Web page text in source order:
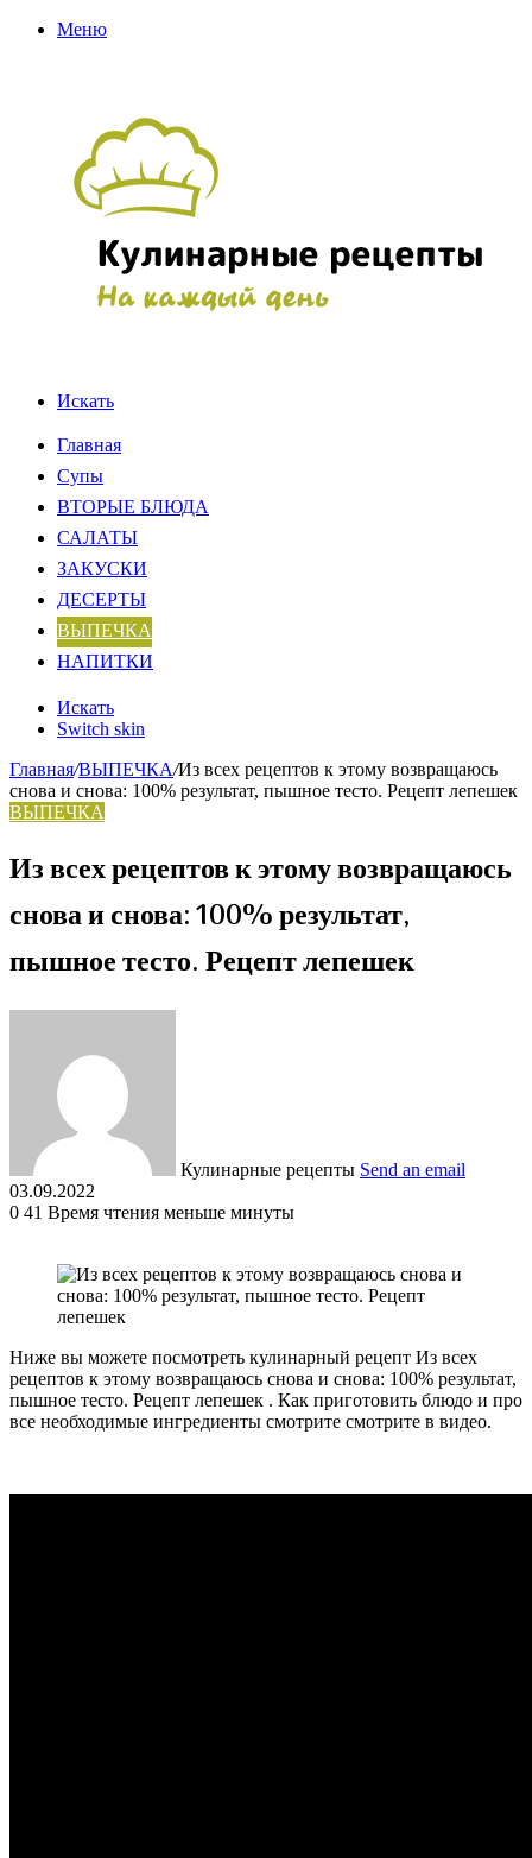
Меню
Искать
Главная
Супы
ВТОРЫЕ БЛЮДА
САЛАТЫ
ЗАКУСКИ
ДЕСЕРТЫ
ВЫПЕЧКА
НАПИТКИ
Искать
Switch skin
Главная/ВЫПЕЧКА/Из всех рецептов к этому возвращаюсь
снова и снова: 100% результат, пышное тесто. Рецепт лепешек
ВЫПЕЧКА
Из всех рецептов к этому возвращаюсь
снова и снова: 100% результат,
пышное тесто. Рецепт лепешек
Кулинарные рецепты Send an email
03.09.2022
0 41 Время чтения меньше минуты
Ниже вы можете посмотреть кулинарный рецепт Из всех
рецептов к этому возвращаюсь снова и снова: 100% результат,
пышное тесто. Рецепт лепешек . Как приготовить блюдо и про
все необходимые ингредиенты смотрите смотрите в видео.